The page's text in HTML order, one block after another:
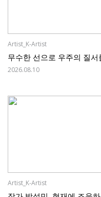
Artist_K-Artist
무수한 선으로 우주의 질
2026.08.10
Artist_K-Artist